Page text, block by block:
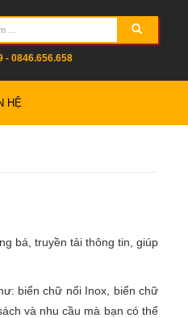
- 0846.656.658
HỆ
bá, truyền tải thông tin, giúp
biển chữ nổi Inox, biển chữ
và nhu cầu mà bạn có thể